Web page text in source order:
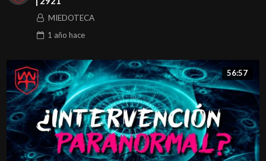
MIEDOTECA
1 año hace
56:57